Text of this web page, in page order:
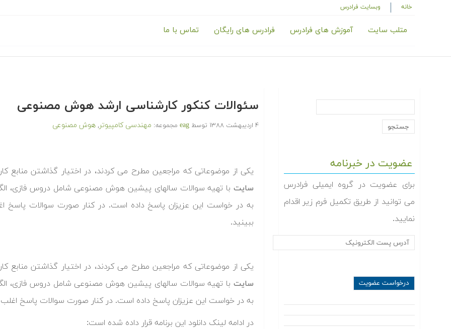
خانه وبسایت فرادرس
متلب سایت آموزش های فرادرس فرادرس های رایگان تماس با ما
عضویت در خبرنامه
برای عضویت در گروه ایمیلی فرادرس
می توانید از طریق تکمیل فرم زیر اقدام
نمایید.
سئوالات کنکور کارشناسی ارشد هوش مصنوعی
۴ اردیبهشت ۱۳۸۸ توسط eag مجموعه: مهندسی کامپیوتر, هوش مصنوعی
یکی از موضوعاتی که مراجعین مطرح می کردند، در اختیار گذاشتن
سایت با تهیه سوالات سالهای پیشین هوش مصنوعی شامل دروس فازی،
به در خواست این عزیزان پاسخ داده است. در کنار صورت سوالات
ببینید.
یکی از موضوعاتی که مراجعین مطرح می کردند، در اختیار گذاشتن
سایت با تهیه سوالات سالهای پیشین هوش مصنوعی شامل دروس فازی،
به در خواست این عزیزان پاسخ داده است. در کنار صورت سوالات پاسخ
در ادامه لینک دانلود این برنامه قرار داده شده است: